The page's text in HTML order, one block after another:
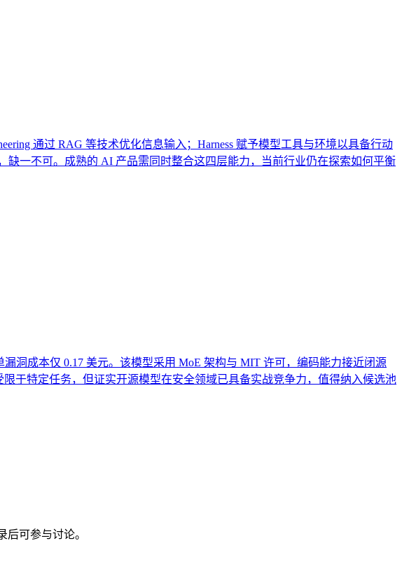
通过 RAG 等技术优化信息输入；Harness 赋予模型工具与环境以具备行动
一不可。成熟的 AI 产品需同时整合这四层能力，当前行业仍在探索如何平衡
洞成本仅 0.17 美元。该模型采用 MoE 架构与 MIT 许可，编码能力接近闭源
于特定任务，但证实开源模型在安全领域已具备实战竞争力，值得纳入候选池
可参与讨论。